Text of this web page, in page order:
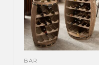
BAR